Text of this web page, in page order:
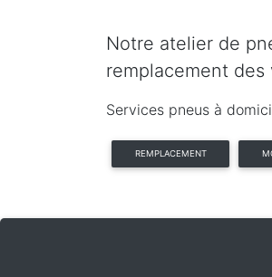
Notre atelier de
remplacement des
Services pneus à
REMPLACEMENT